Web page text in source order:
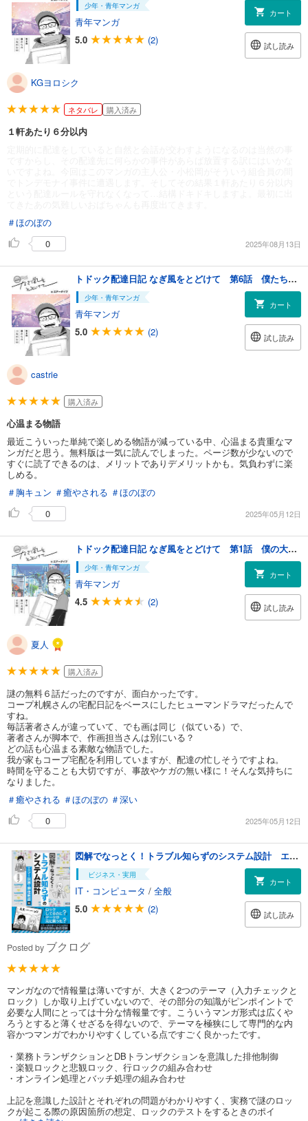
少年・青年マンガ
青年マンガ
5.0
(2)
カート
試し読み
KGヨロシク
ネタバレ 購入済み
１軒あたり６分以内
＃ほのぼの
0
2025年08月13日
トドック配達日記 なぎ風をとどけて 第6話 僕たちのつながる心
少年・青年マンガ
青年マンガ
5.0
(2)
カート
試し読み
castrie
購入済み
心温まる物語
最近こういった単純で楽しめる物語が減っている中、心温まる貴重なマ
ンガだと思う。無料版は一気に読んでしまった。ページ数が少ないので
すぐに読了できるのは、メリットでありデメリットかも。気負わずに楽
しめる。
＃胸キュン ＃癒やされる ＃ほのぼの
0
2025年05月12日
トドック配達日記 なぎ風をとどけて 第1話 僕の大切な6分間
少年・青年マンガ
青年マンガ
4.5
(2)
カート
試し読み
夏人
購入済み
謎の無料６話だったのですが、面白かったです。
コープ札幌さんの宅配日記をベースにしたヒューマンドラマだったんで
すね。
毎話著者さんが違っていて、でも画は同じ（似ている）で、
著者さんが脚本で、作画担当さんは別にいる？
どの話も心温まる素敵な物語でした。
我が家もコープ宅配を利用していますが、配達の忙しそうですよね。
時間を守ることも大切ですが、事故やケガの無い様に！そんな気持ちに
なりました。
＃癒やされる ＃ほのぼの ＃深い
0
2025年05月12日
図解でなっとく！トラブル知らずのシステム設計 エラー制御・排他制御編
ビジネス・実用
IT・コンピュータ / 全般
5.0
(2)
カート
試し読み
Posted by ブクログ
マンガなので情報量は薄いですが、大きく2つのテーマ（入力チェックと
ロック）しか取り上げていないので、その部分の知識がピンポイントで
必要な人間にとっては十分な情報量です。こういうマンガ形式は広くや
ろうとすると薄くせざるを得ないので、テーマを極狭にして専門的な内
容かつマンガでわかりやすくしている点ですごく良かったです。
・業務トランザクションとDBトランザクションを意識した排他制御
・楽観ロックと悲観ロック、行ロックの組み合わせ
・オンライン処理とバッチ処理の組み合わせ
上記を意識した設計とそれぞれの問題がわかりやすく、実務で謎のロッ
クが起こる際の原因箇所の想定、ロックのテストをするときのポイ